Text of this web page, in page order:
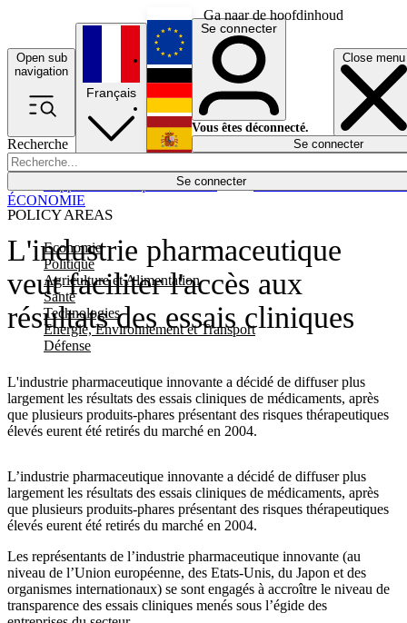
Ga naar de hoofdinhoud
Open sub
navigation
Close menu
Recherche
Se connecter
POLICY AREAS
Economie
Politique
Agriculture et Alimentation
Santé
Technologies
Energie, Environnement et Transport
Défense
Économie
Français
English
Deutsch
Español
Se connecter
Vous êtes déconnecté.
Se connecter
L'industrie pharmaceutique
veut faciliter l'accès aux
résultats des essais cliniques
L'industrie pharmaceutique innovante a décidé de diffuser plus
largement les résultats des essais cliniques de médicaments, après
que plusieurs produits-phares présentant des risques thérapeutiques
élevés eurent été retirés du marché en 2004.
ÉCONOMIE
L’industrie pharmaceutique innovante a décidé de diffuser plus
largement les résultats des essais cliniques de médicaments, après
que plusieurs produits-phares présentant des risques thérapeutiques
élevés eurent été retirés du marché en 2004.
Les représentants de l’industrie pharmaceutique innovante (au
niveau de l’Union européenne, des Etats-Unis, du Japon et des
organismes internationaux) se sont engagés à accroître le niveau de
transparence des essais cliniques menés sous l’égide des